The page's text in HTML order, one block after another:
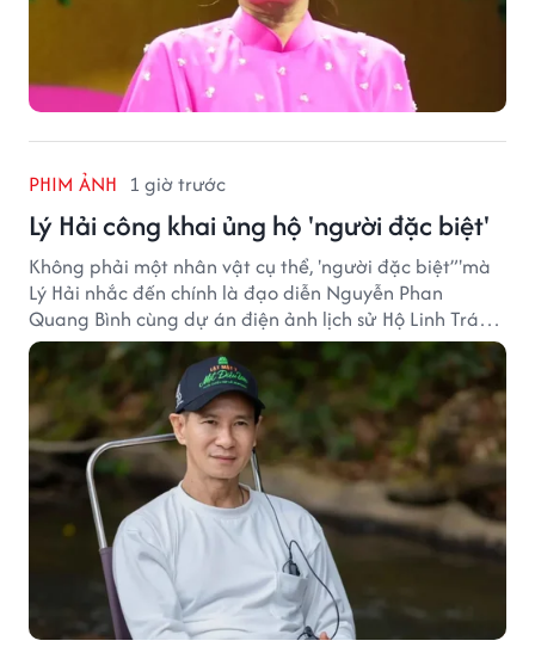
PHIM ẢNH 1 giờ trước
Lý Hải công khai ủng hộ 'người đặc biệt'
Không phải một nhân vật cụ thể, 'người đặc biệt”'mà
Lý Hải nhắc đến chính là đạo diễn Nguyễn Phan
Quang Bình cùng dự án điện ảnh lịch sử Hộ Linh Tráng
Sĩ: Bí Ẩn Mộ Vua Đinh.